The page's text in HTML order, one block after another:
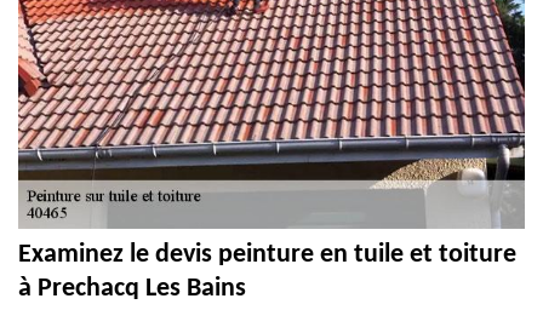
Examinez le devis peinture en tuile et toiture
à Prechacq Les Bains